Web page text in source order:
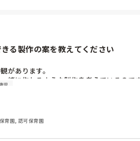
る製作の案を教えてください
があります。
緒に作れるような製作を考えているの
児
育園, 認可保育園